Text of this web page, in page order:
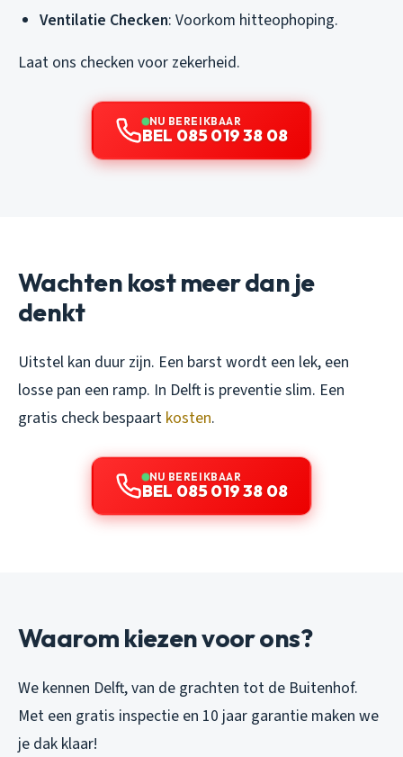
Ventilatie Checken: Voorkom hitteophoping.
Laat ons checken voor zekerheid.
NU BEREIKBAAR
BEL 085 019 38 08
Wachten kost meer dan je
denkt
Uitstel kan duur zijn. Een barst wordt een lek, een
losse pan een ramp. In Delft is preventie slim. Een
gratis check bespaart kosten.
NU BEREIKBAAR
BEL 085 019 38 08
Waarom kiezen voor ons?
We kennen Delft, van de grachten tot de Buitenhof.
Met een gratis inspectie en 10 jaar garantie maken we
je dak klaar!